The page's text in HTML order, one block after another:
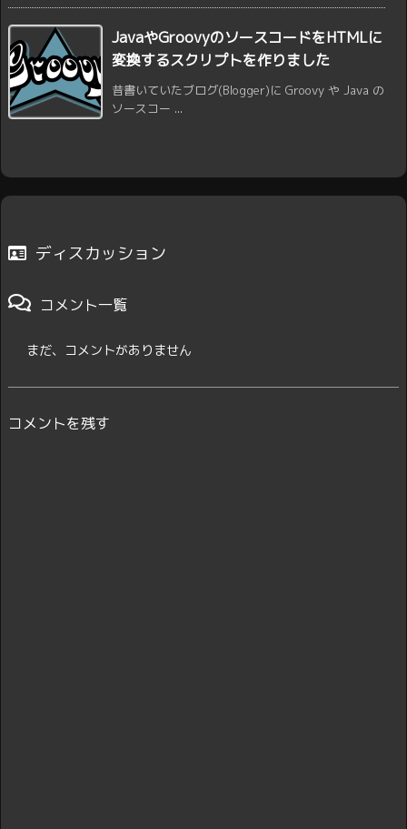
JavaやGroovyのソースコードをHTMLに
変換するスクリプトを作りました
昔書いていたブログ(Blogger)に Groovy や Java の
ソースコー ...
ディスカッション
コメント一覧
まだ、コメントがありません
コメントを残す